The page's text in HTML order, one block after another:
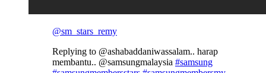
@sm_stars_remy
Replying to @ashabaddaniwassalam.. harap
membantu.. @samsungmalaysia #samsung